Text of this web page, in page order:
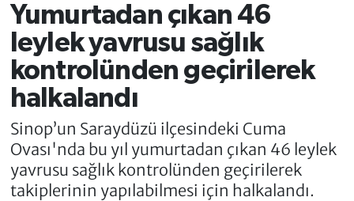
Yumurtadan çıkan 46
leylek yavrusu sağlık
kontrolünden geçirilerek
halkalandı
Sinop’un Saraydüzü ilçesindeki Cuma
Ovası'nda bu yıl yumurtadan çıkan 46 leylek
yavrusu sağlık kontrolünden geçirilerek
takiplerinin yapılabilmesi için halkalandı.
Süper Lig Puan Durumu ve Fikstür
Tüm Manşetler
Son Dakika Haberleri
Haber Arşivi